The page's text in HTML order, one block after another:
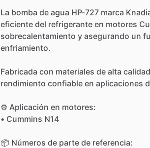
La bomba de agua HP-727 marca
eficiente del refrigerante en motores
sobrecalentamiento y asegurando un
enfriamiento.
Fabricada con materiales de alta calidad
rendimiento confiable en aplicaciones
⚙️ Aplicación en motores:
• Cummins N14
📦 Números de parte de referencia: